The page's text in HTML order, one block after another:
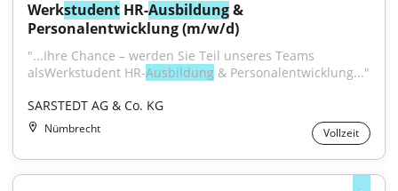
Werkstudent HR-Ausbildung &
Personalentwicklung (m/w/d)
"...Ihre Chance – werden Sie Teil unseres Teams
alsWerkstudent HR-Ausbildung & Personalentwicklung..."
SARSTEDT AG & Co. KG
Nümbrecht Vollzeit